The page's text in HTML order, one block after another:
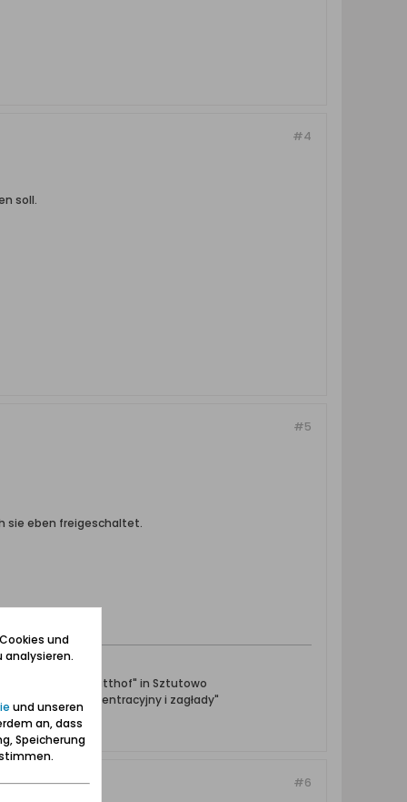
#4
soll.
#5
sie eben freigeschaltet.
Stutthof" in Sztutowo
obóz koncentracyjny i zagłady"
#6
und
und unseren
an, dass
Speicherung